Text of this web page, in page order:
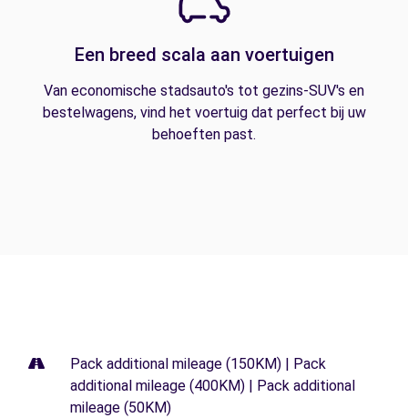
Een breed scala aan voertuigen
Van economische stadsauto's tot gezins-SUV's en
bestelwagens, vind het voertuig dat perfect bij uw
behoeften past.
Pack additional mileage (150KM) | Pack
additional mileage (400KM) | Pack additional
mileage (50KM)